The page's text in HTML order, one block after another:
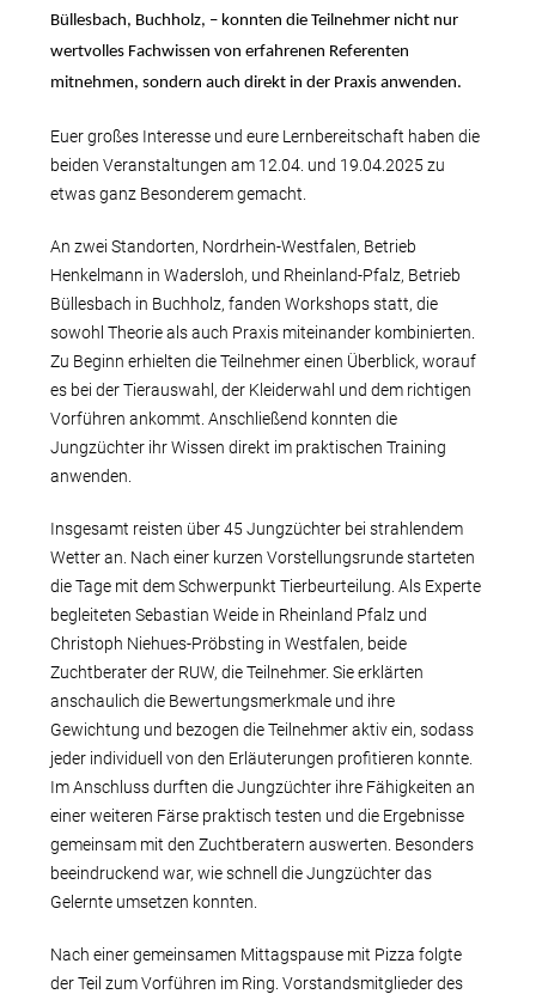
Büllesbach, Buchholz, – konnten die Teilnehmer nicht nur
wertvolles Fachwissen von erfahrenen Referenten
mitnehmen, sondern auch direkt in der Praxis anwenden.
Euer großes Interesse und eure Lernbereitschaft haben die
beiden Veranstaltungen am 12.04. und 19.04.2025 zu
etwas ganz Besonderem gemacht.
An zwei Standorten, Nordrhein-Westfalen, Betrieb
Henkelmann in Wadersloh, und Rheinland-Pfalz, Betrieb
Büllesbach in Buchholz, fanden Workshops statt, die
sowohl Theorie als auch Praxis miteinander kombinierten.
Zu Beginn erhielten die Teilnehmer einen Überblick, worauf
es bei der Tierauswahl, der Kleiderwahl und dem richtigen
Vorführen ankommt. Anschließend konnten die
Jungzüchter ihr Wissen direkt im praktischen Training
anwenden.
Insgesamt reisten über 45 Jungzüchter bei strahlendem
Wetter an. Nach einer kurzen Vorstellungsrunde starteten
die Tage mit dem Schwerpunkt Tierbeurteilung. Als Experte
begleiteten Sebastian Weide in Rheinland Pfalz und
Christoph Niehues-Pröbsting in Westfalen, beide
Zuchtberater der RUW, die Teilnehmer. Sie erklärten
anschaulich die Bewertungsmerkmale und ihre
Gewichtung und bezogen die Teilnehmer aktiv ein, sodass
jeder individuell von den Erläuterungen profitieren konnte.
Im Anschluss durften die Jungzüchter ihre Fähigkeiten an
einer weiteren Färse praktisch testen und die Ergebnisse
gemeinsam mit den Zuchtberatern auswerten. Besonders
beeindruckend war, wie schnell die Jungzüchter das
Gelernte umsetzen konnten.
Nach einer gemeinsamen Mittagspause mit Pizza folgte
der Teil zum Vorführen im Ring. Vorstandsmitglieder des